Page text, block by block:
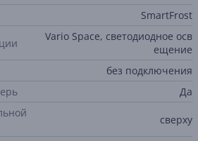
SmartFrost
Vario Space, светодиодное осв
ещение
без подключения
Да
сверху